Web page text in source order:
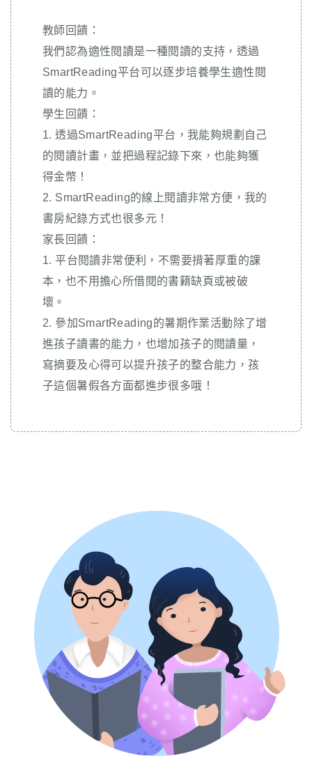
教師回饋：
我們認為適性閱讀是一種閱讀的支持，透過
SmartReading平台可以逐步培養學生適性閱
讀的能力。
學生回饋：
1. 透過SmartReading平台，我能夠規劃自己
的閱讀計畫，並把過程記錄下來，也能夠獲
得金幣！
2. SmartReading的線上閱讀非常方便，我的
書房紀錄方式也很多元！
家長回饋：
1. 平台閱讀非常便利，不需要揹著厚重的課
本，也不用擔心所借閱的書籍缺頁或被破
壞。
2. 參加SmartReading的暑期作業活動除了增
進孩子讀書的能力，也增加孩子的閱讀量，
寫摘要及心得可以提升孩子的整合能力，孩
子這個暑假各方面都進步很多哦！